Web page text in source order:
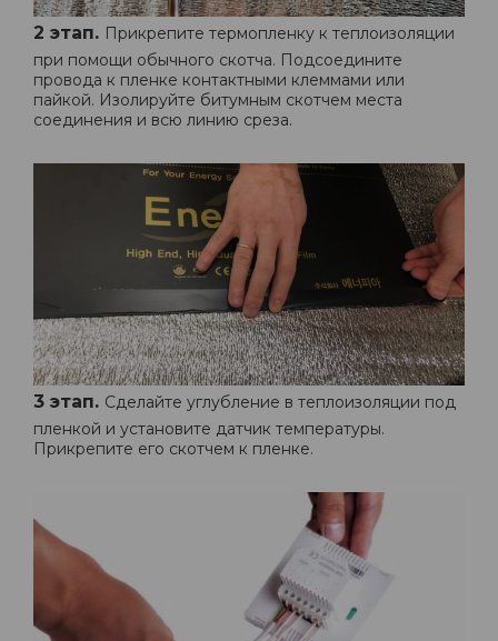
2 этап. Прикрепите термопленку к теплоизоляции
при помощи обычного скотча. Подсоедините
провода к пленке контактными клеммами или
пайкой. Изолируйте битумным скотчем места
соединения и всю линию среза.
3 этап. Сделайте углубление в теплоизоляции под
пленкой и установите датчик температуры.
Прикрепите его скотчем к пленке.